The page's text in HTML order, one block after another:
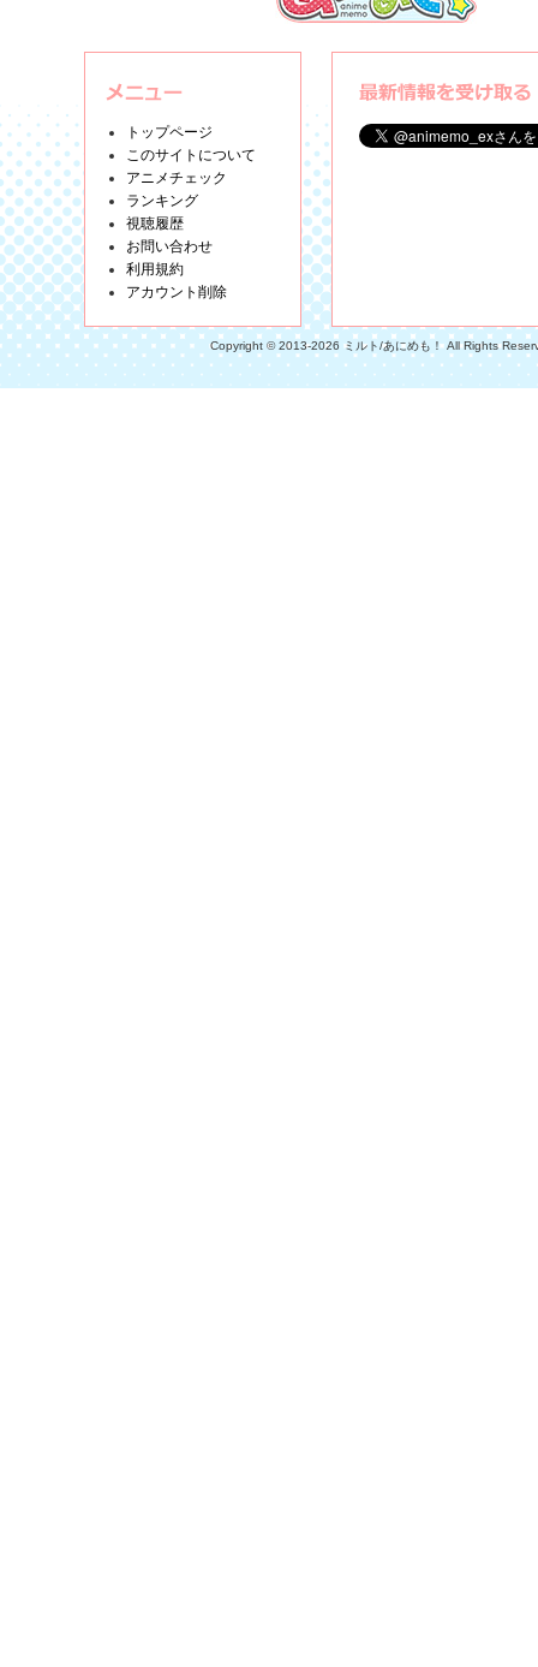
トップページ
このサイトについて
アニメチェック
ランキング
視聴履歴
お問い合わせ
利用規約
アカウント削除
Copyright © 2013-2026 ミルト/あにめも！ All Rights